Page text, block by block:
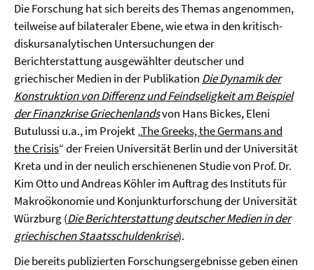
Die Forschung hat sich bereits des Themas angenommen,
teilweise auf bilateraler Ebene, wie etwa in den kritisch-
diskursanalytischen Untersuchungen der
Berichterstattung ausgewählter deutscher und
griechischer Medien in der Publikation Die Dynamik der
Konstruktion von Differenz und Feindseligkeit am Beispiel
der Finanzkrise Griechenlandsvon Hans Bickes, Eleni
Butulussi u.a., im Projekt „The Greeks, the Germans and
the Crisis“ der Freien Universität Berlin und der Universität
Kreta und in der neulich erschienenen Studie von Prof. Dr.
Kim Otto und Andreas Köhler im Auftrag des Instituts für
Makroökonomie und Konjunkturforschung der Universität
Würzburg (Die Berichterstattung deutscher Medien in der
griechischen Staatsschuldenkrise).
Die bereits publizierten Forschungsergebnisse geben einen